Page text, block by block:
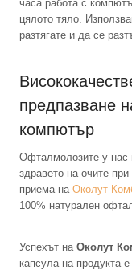
часа работа с
цялото тяло.
разтягате и да се
предпазване
компютър
Офталмолозите у нас
здравето на очите
приема на Околут
100% натурален
Успехът на Околут
капсула на продукта